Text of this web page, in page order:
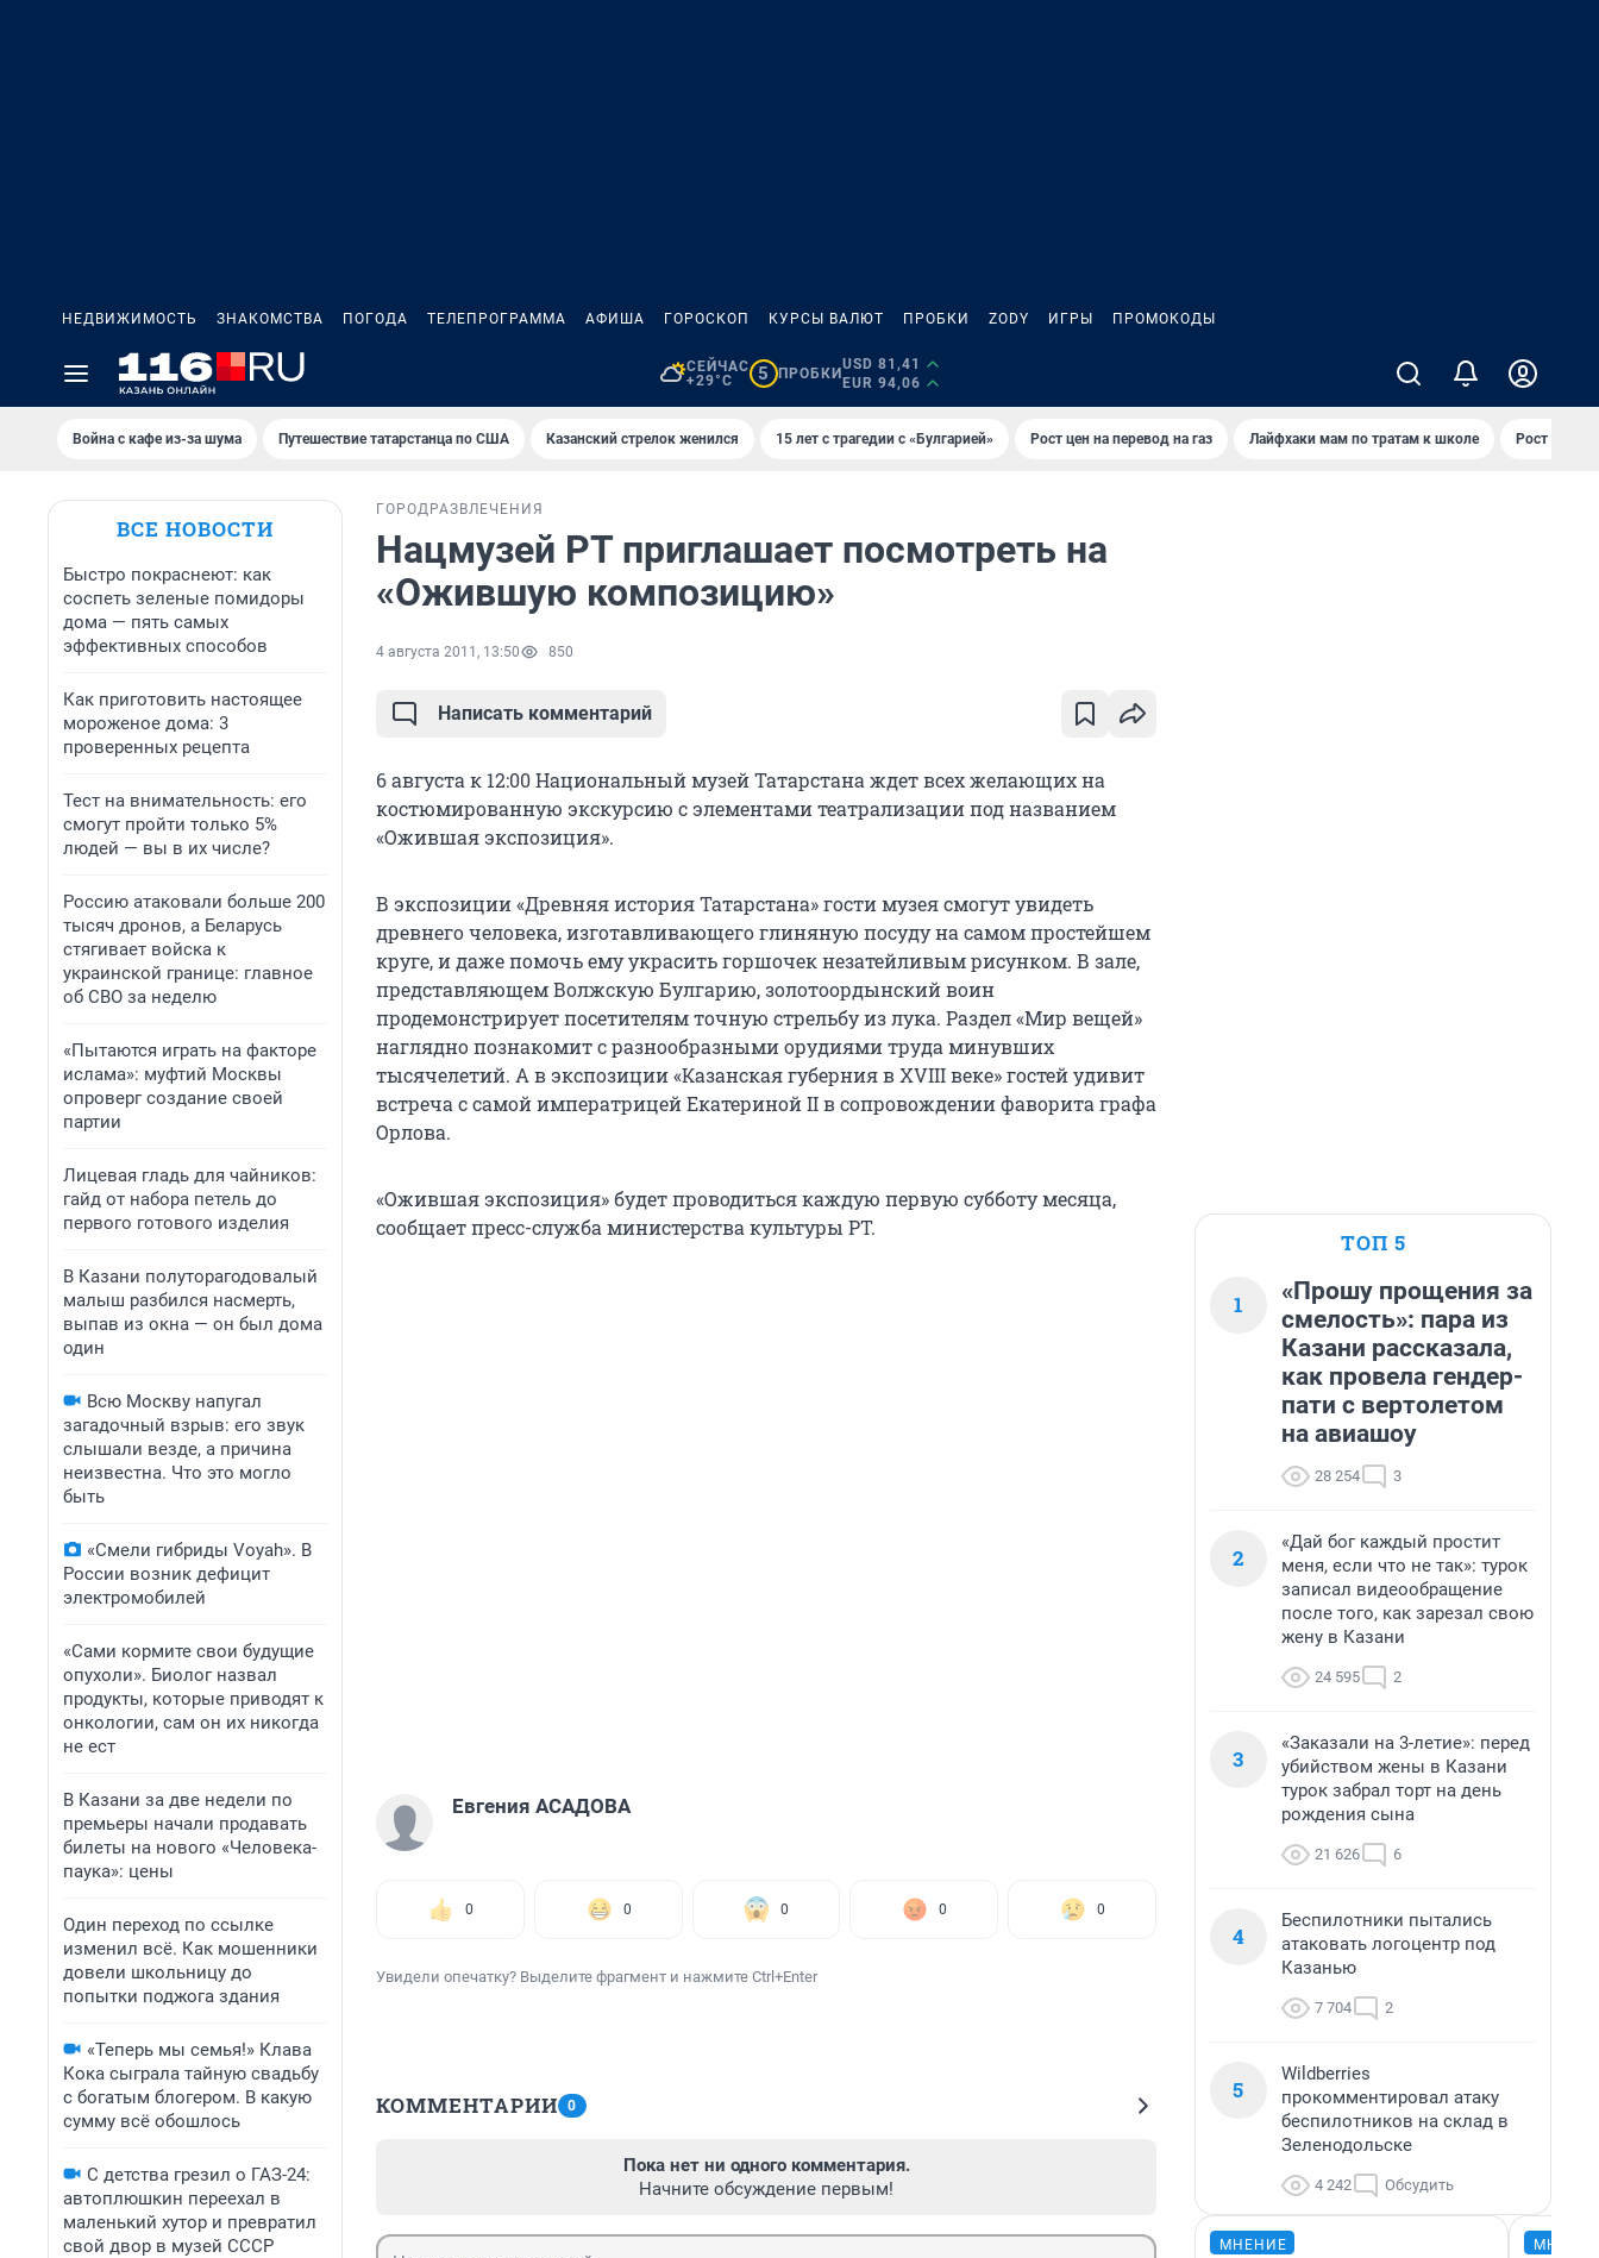
НЕДВИЖИМОСТЬ ЗНАКОМСТВА ПОГОДА ТЕЛЕПРОГРАММА АФИША ГОРОСКОП КУРСЫ ВАЛЮТ ПРОБКИ ZODY ИГРЫ ПРОМОКОДЫ
СЕЙЧАС
+29°C
5 ПРОБКИ
USD 81,41
EUR 94,06
Война с кафе из-за шума Путешествие татарстанца по США Казанский стрелок женился 15 лет с трагедии с «Булгарией» Рост цен на перевод на газ Лайфхаки мам по тратам к школе Рост цен на
ВСЕ НОВОСТИ
Быстро покраснеют: как
соспеть зеленые помидоры
дома — пять самых
эффективных способов
Как приготовить настоящее
мороженое дома: 3
проверенных рецепта
Тест на внимательность: его
смогут пройти только 5%
людей — вы в их числе?
Россию атаковали больше 200
тысяч дронов, а Беларусь
стягивает войска к
украинской границе: главное
об СВО за неделю
«Пытаются играть на факторе
ислама»: муфтий Москвы
опроверг создание своей
партии
Лицевая гладь для чайников:
гайд от набора петель до
первого готового изделия
В Казани полуторагодовалый
малыш разбился насмерть,
выпав из окна — он был дома
один
Всю Москву напугал
загадочный взрыв: его звук
слышали везде, а причина
неизвестна. Что это могло
быть
«Смели гибриды Voyah». В
России возник дефицит
электромобилей
«Сами кормите свои будущие
опухоли». Биолог назвал
продукты, которые приводят к
онкологии, сам он их никогда
не ест
В Казани за две недели по
премьеры начали продавать
билеты на нового «Человека-
паука»: цены
Один переход по ссылке
изменил всё. Как мошенники
довели школьницу до
попытки поджога здания
«Теперь мы семья!» Клава
Кока сыграла тайную свадьбу
с богатым блогером. В какую
сумму всё обошлось
С детства грезил о ГАЗ-24:
автоплюшкин переехал в
маленький хутор и превратил
свой двор в музей СССР
ГОРОД РАЗВЛЕЧЕНИЯ
Нацмузей РТ приглашает посмотреть на
«Ожившую композицию»
4 августа 2011, 13:50 850
Написать комментарий
6 августа к 12:00 Национальный музей Татарстана ждет всех желающих на
костюмированную экскурсию с элементами театрализации под названием
«Ожившая экспозиция».
В экспозиции «Древняя история Татарстана» гости музея смогут увидеть
древнего человека, изготавливающего глиняную посуду на самом простейшем
круге, и даже помочь ему украсить горшочек незатейливым рисунком. В зале,
представляющем Волжскую Булгарию, золотоордынский воин
продемонстрирует посетителям точную стрельбу из лука. Раздел «Мир вещей»
наглядно познакомит с разнообразными орудиями труда минувших
тысячелетий. А в экспозиции «Казанская губерния в ХVIII веке» гостей удивит
встреча с самой императрицей Екатериной II в сопровождении фаворита графа
Орлова.
«Ожившая экспозиция» будет проводиться каждую первую субботу месяца,
сообщает пресс-служба министерства культуры РТ.
Евгения АСАДОВА
0 0 0 0 0
Увидели опечатку? Выделите фрагмент и нажмите Ctrl+Enter
КОММЕНТАРИИ 0
Пока нет ни одного комментария.
Начните обсуждение первым!
ТОП 5
1
«Прошу прощения за
смелость»: пара из
Казани рассказала,
как провела гендер-
пати с вертолетом
на авиашоу
28 254 3
2
«Дай бог каждый простит
меня, если что не так»: турок
записал видеообращение
после того, как зарезал свою
жену в Казани
24 595 2
3
«Заказали на 3-летие»: перед
убийством жены в Казани
турок забрал торт на день
рождения сына
21 626 6
4
Беспилотники пытались
атаковать логоцентр под
Казанью
7 704 2
5
Wildberries
прокомментировал атаку
беспилотников на склад в
Зеленодольске
4 242 Обсудить
МНЕНИЕ